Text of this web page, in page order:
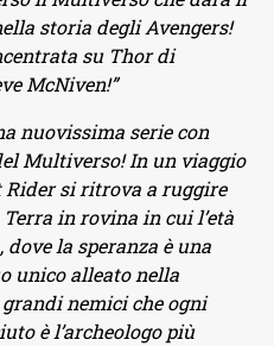
storia degli Avengers!
su Thor di
McNiven!”
nuovissima serie con
Multiverso! In un viaggio
Rider si ritrova a ruggire
in rovina in cui l’età
dove la speranza è una
unico alleato nella
nemici che ogni
è l’archeologo più